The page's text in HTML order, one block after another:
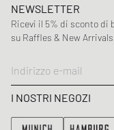
NEWSLETTER
Ricevi il 5% di sconto di
su Raffles & New
Indirizzo e-mail
I NOSTRI NEGOZI